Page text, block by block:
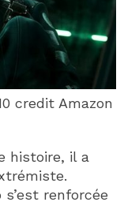
credit Amazon
histoire, il a
renforcée